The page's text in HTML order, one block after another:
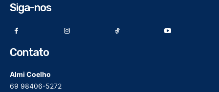
Siga-nos
Contato
Almi Coelho
69 98406-5272